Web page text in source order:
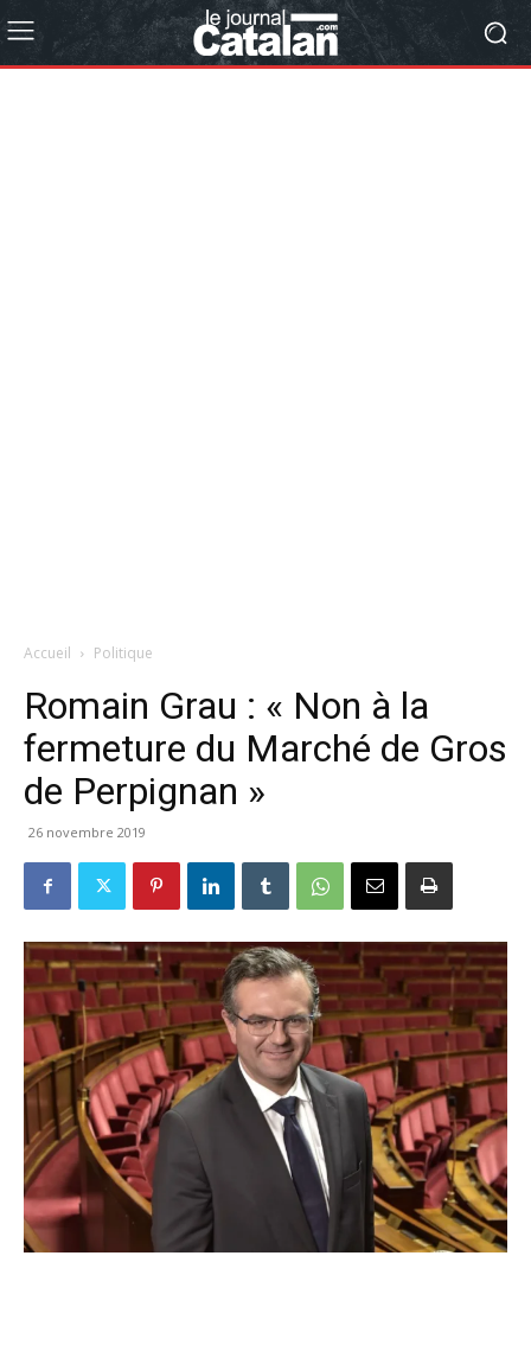
Accueil Politique
Romain Grau : « Non à la
fermeture du Marché de Gros
de Perpignan »
26 novembre 2019